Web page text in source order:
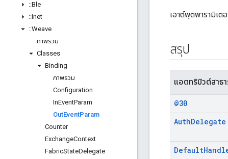
::Ble
::Inet
::Weave
ภาพรวม
Classes
Binding
ภาพรวม
Configuration
InEventParam
OutEventParam
Counter
ExchangeContext
FabricStateDelegate
เอาต์พุตพารามิเต
สรุป
แอตทริบิวต์สาธ
@30
AuthDelegate
Default